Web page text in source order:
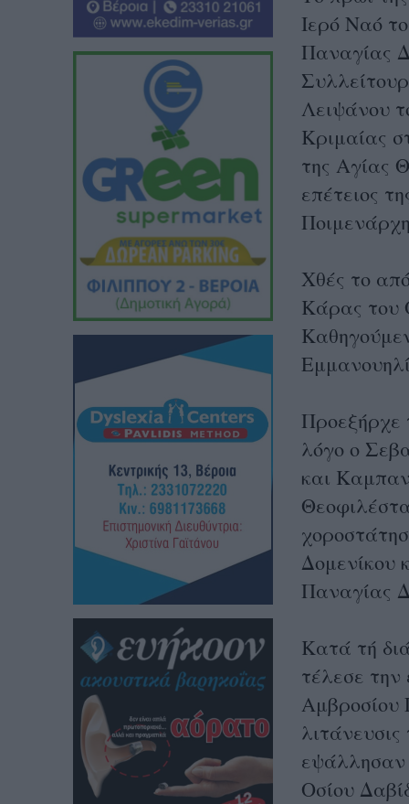
Ιερό Ναό
Παναγίας
Λειψάνου
Κριμαίας
της Αγίας
επέτειος
Χθές το
Κάρας του
Προεξήρχε
λόγο ο
και
Δομενίκου
Παναγίας
Κατά τή
τέλεσε την
Αμβροσίου
εψάλλησαν
Οσίου